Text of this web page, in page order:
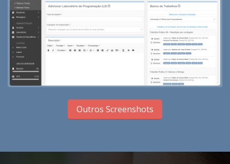
Outros Screenshots